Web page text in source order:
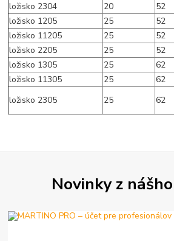
ložisko 2304
20 52
ložisko 1205
25 52
ložisko 11205
25 52
ložisko 2205
25 52
ložisko 1305
25 62
ložisko 11305
25 62
ložisko 2305
25 62
Novinky z